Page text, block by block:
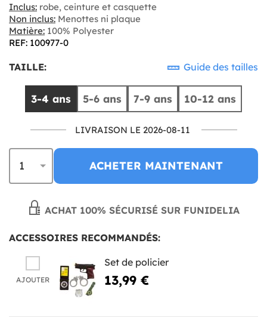
Inclus: robe, ceinture et casquette
Non inclus: Menottes ni plaque
Matière: 100% Polyester
REF: 100977-0
TAILLE: Guide des tailles
3-4 ans 5-6 ans 7-9 ans 10-12 ans
LIVRAISON LE 2026-08-11
ACHETER MAINTENANT
ACHAT 100% SÉCURISÉ SUR FUNIDELIA
ACCESSOIRES RECOMMANDÉS:
AJOUTER
Set de policier
13,99 €